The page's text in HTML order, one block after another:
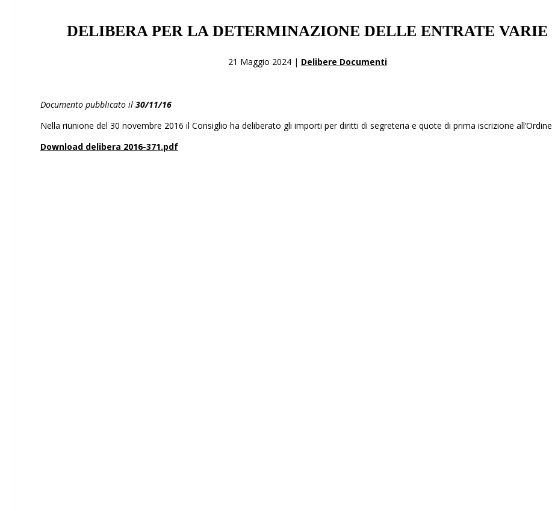
DELIBERA PER LA DETERMINAZIONE DELLE ENTRATE VARIE
21 Maggio 2024 | Delibere Documenti
Documento pubblicato il 30/11/16
Nella riunione del 30 novembre 2016 il Consiglio ha deliberato gli importi per diritti di segreteria e quote di prima iscrizione all’Ordine
Download delibera 2016-371.pdf